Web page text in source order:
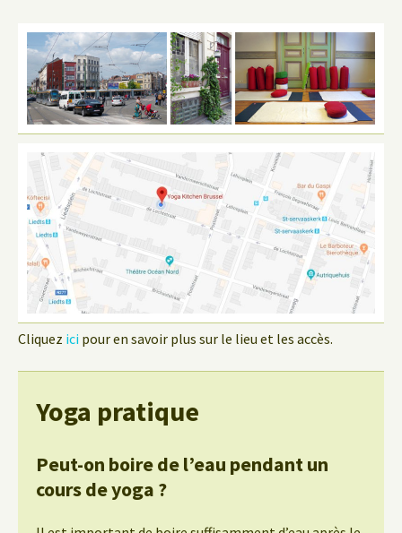
Cliquez ici pour en savoir plus sur le lieu et les accès.
Yoga pratique
Peut-on boire de l’eau pendant un
cours de yoga ?